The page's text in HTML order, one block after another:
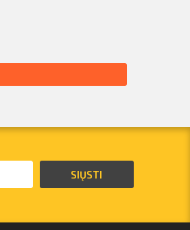
SIŲSTI